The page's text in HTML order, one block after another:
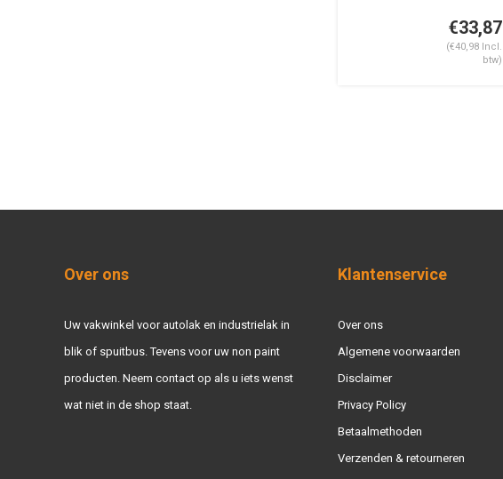
€33,87
(€40,98 Incl.
btw)
Over ons
Uw vakwinkel voor autolak en industrielak in
blik of spuitbus. Tevens voor uw non paint
producten. Neem contact op als u iets wenst
wat niet in de shop staat.
Klantenservice
Over ons
Algemene voorwaarden
Disclaimer
Privacy Policy
Betaalmethoden
Verzenden & retourneren